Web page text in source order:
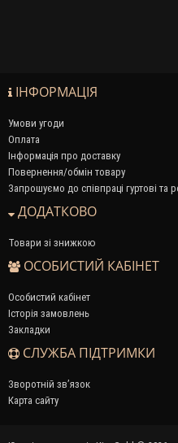
ІНФОРМАЦІЯ
Умови угоди
Оплата
Інформація про доставку
Повернення/обмін товару
Запрошуємо до співпраці гуртові та
ДОДАТКОВО
Товари зі знижкою
ОСОБИСТИЙ КАБІНЕТ
Особистий кабінет
Історія замовлень
Закладки
СЛУЖБА ПІДТРИМКИ
Зворотній зв’язок
Карта сайту